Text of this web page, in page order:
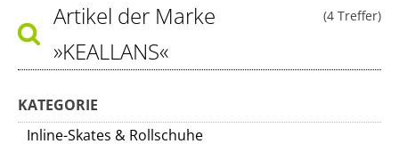
(4 Treffer)
Artikel der Marke
»KEALLANS«
KATEGORIE
Inline-Skates & Rollschuhe